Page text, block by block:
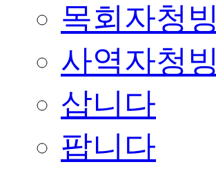
목회자청빙
사역자청빙
삽니다
팝니다